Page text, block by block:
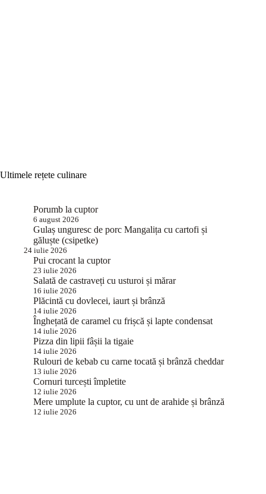
Ultimele rețete culinare
Porumb la cuptor
6 august 2026
Gulaș unguresc de porc Mangalița cu cartofi și
găluște (csipetke)
24 iulie 2026
Pui crocant la cuptor
23 iulie 2026
Salată de castraveți cu usturoi și mărar
16 iulie 2026
Plăcintă cu dovlecei, iaurt și brânză
14 iulie 2026
Înghețată de caramel cu frișcă și lapte condensat
14 iulie 2026
Pizza din lipii fâșii la tigaie
14 iulie 2026
Rulouri de kebab cu carne tocată și brânză cheddar
13 iulie 2026
Cornuri turcești împletite
12 iulie 2026
Mere umplute la cuptor, cu unt de arahide și brânză
12 iulie 2026